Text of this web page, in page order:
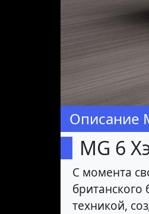
Описание
MG 6
С момента
техникой,